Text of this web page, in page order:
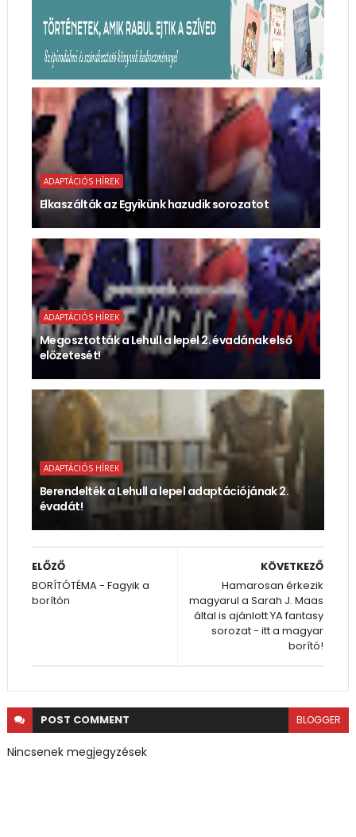
ADAPTÁCIÓS HÍREK
Elkaszálták az Egyikünk hazudik sorozatot
ADAPTÁCIÓS HÍREK
Megosztották a Lehull a lepel 2. évadának első
előzetesét!
ADAPTÁCIÓS HÍREK
Berendelték a Lehull a lepel adaptációjának 2.
évadát!
KÖVETKEZŐ
Hamarosan érkezik
magyarul a Sarah J. Maas
által is ajánlott YA fantasy
sorozat - itt a magyar
borító!
ELŐZŐ
BORÍTÓTÉMA - Fagyik a
borítón
POST COMMENT BLOGGER
Nincsenek megjegyzések